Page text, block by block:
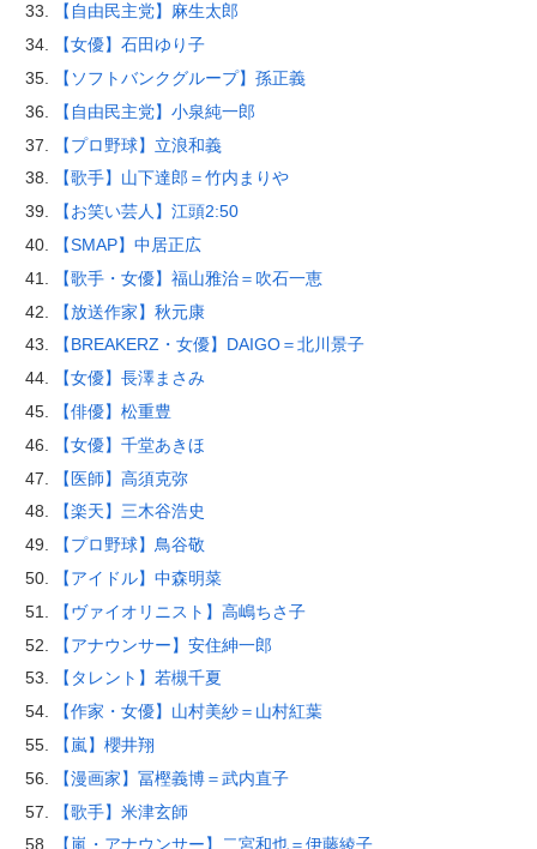
【自由民主党】麻生太郎
【女優】石田ゆり子
【ソフトバンクグループ】孫正義
【自由民主党】小泉純一郎
【プロ野球】立浪和義
【歌手】山下達郎＝竹内まりや
【お笑い芸人】江頭2:50
【SMAP】中居正広
【歌手・女優】福山雅治＝吹石一恵
【放送作家】秋元康
【BREAKERZ・女優】DAIGO＝北川景子
【女優】長澤まさみ
【俳優】松重豊
【女優】千堂あきほ
【医師】高須克弥
【楽天】三木谷浩史
【プロ野球】鳥谷敬
【アイドル】中森明菜
【ヴァイオリニスト】高嶋ちさ子
【アナウンサー】安住紳一郎
【タレント】若槻千夏
【作家・女優】山村美紗＝山村紅葉
【嵐】櫻井翔
【漫画家】冨樫義博＝武内直子
【歌手】米津玄師
【嵐・アナウンサー】二宮和也＝伊藤綾子